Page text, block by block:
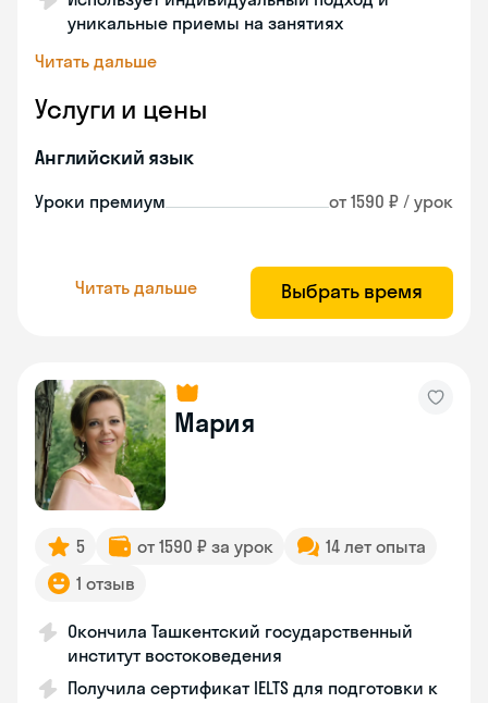
уникальные приемы на занятиях
Читать дальше
Услуги и цены
Английский язык
Уроки премиум от 1590 ₽ / урок
Читать дальше Выбрать время
Мария
5 от 1590 ₽ за урок
14 лет опыта
1 отзыв
Окончила Ташкентский государственный
институт востоковедения
Получила сертификат IELTS для подготовки к